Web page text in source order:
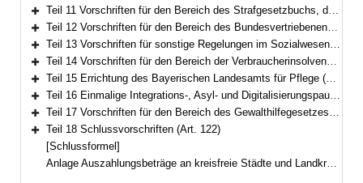
Bereich erweitern
Bereich erweitern
Teil 11 Vorschriften für den Bereich des Strafgesetzbuchs, der Strafprozessordnung und des Betäubungsmittelgesetzes (Art. 95–97)
Bereich erweitern
Teil 12 Vorschriften für den Bereich des Bundesvertriebenengesetzes, des Aufenthaltsgesetzes und der Sozialen Entschädigung (Art. 98–108)
Bereich erweitern
Teil 13 Vorschriften für sonstige Regelungen im Sozialwesen (Art. 109–111b)
Bereich erweitern
Teil 14 Vorschriften für den Bereich der Verbraucherinsolvenz nach der Insolvenzordnung (Art. 112–116)
Bereich erweitern
Teil 15 Errichtung des Bayerischen Landesamts für Pflege (Art. 117)
Bereich erweitern
Teil 16 Einmalige Integrations-, Asyl- und Digitalisierungspauschale für Kommunen (Art. 118)
Bereich erweitern
Teil 17 Vorschriften für den Bereich des Gewalthilfegesetzes (Art. 119–121)
Bereich erweitern
Teil 18 Schlussvorschriften (Art. 122)
[Schlussformel]
Anlage Auszahlungsbeträge an kreisfreie Städte und Landkreise